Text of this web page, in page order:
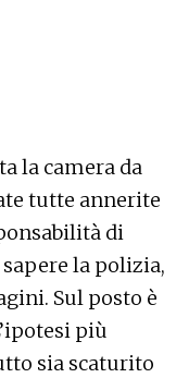
la camera da
tutte annerite
di
la polizia,
Sul posto è
più
sia scaturito